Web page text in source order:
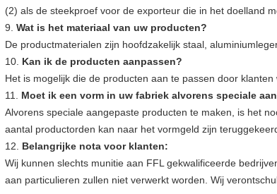
(2) als de steekproef voor de exporteur die in het doelland
9. Wat is het materiaal van uw producten?
De productmaterialen zijn hoofdzakelijk staal,
10. Kan ik de producten aanpassen?
Het is mogelijk die de producten aan te passen door klanten
11. Moet ik een vorm in uw fabriek alvorens speciale
Alvorens speciale aangepaste producten te maken, is het
aantal productorden kan naar het vormgeld zijn
12. Belangrijke nota voor klanten:
Wij kunnen slechts munitie aan FFL gekwalificeerde
aan particulieren zullen niet verwerkt worden. Wij